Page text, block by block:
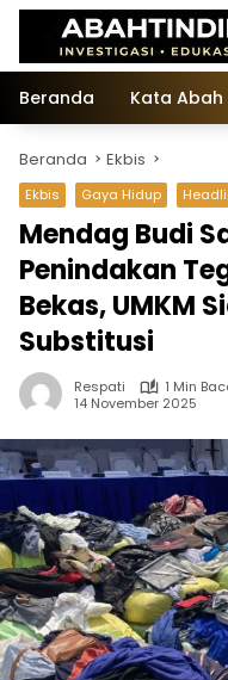
Langsung
konten
Beranda
Kata Abah
Beranda Ekbis
Ekbis Gaya Hidup
Mendag Budi
Penindakan
Bekas, UMKM
Substitusi
Respati
1 Min
14 November 2025